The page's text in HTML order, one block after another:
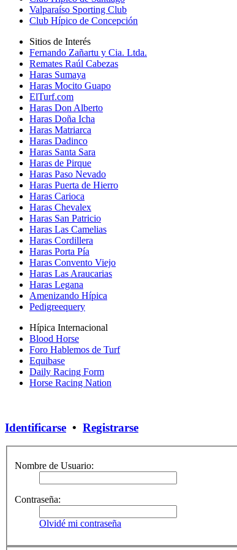
Valparaíso Sporting Club
Club Hípico de Concepción
Sitios de Interés
Fernando Zañartu y Cia. Ltda.
Remates Raúl Cabezas
Haras Sumaya
Haras Mocito Guapo
ElTurf.com
Haras Don Alberto
Haras Doña Icha
Haras Matriarca
Haras Dadinco
Haras Santa Sara
Haras de Pirque
Haras Paso Nevado
Haras Puerta de Hierro
Haras Carioca
Haras Chevalex
Haras San Patricio
Haras Las Camelias
Haras Cordillera
Haras Porta Pía
Haras Convento Viejo
Haras Las Araucarias
Haras Legana
Amenizando Hípica
Pedigreequery
Hípica Internacional
Blood Horse
Foro Hablemos de Turf
Equibase
Daily Racing Form
Horse Racing Nation
Identificarse • Registrarse
Nombre de Usuario:
Contraseña:
Olvidé mi contraseña